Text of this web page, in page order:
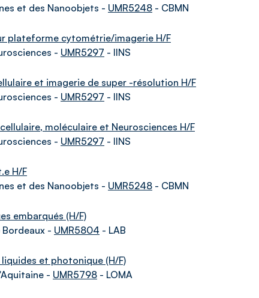
et des Nanoobjets - UMR5248 - CBMN
plateforme cytométrie/imagerie H/F
- UMR5297 - IINS
et imagerie de super -résolution H/F
- UMR5297 - IINS
moléculaire et Neurosciences H/F
- UMR5297 - IINS
H/F
et des Nanoobjets - UMR5248 - CBMN
embarqués (H/F)
- UMR5804 - LAB
et photonique (H/F)
- UMR5798 - LOMA